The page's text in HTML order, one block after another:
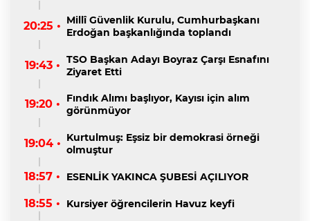
20:25 • Millî Güvenlik Kurulu, Cumhurbaşkanı
Erdoğan başkanlığında toplandı
19:43 • TSO Başkan Adayı Boyraz Çarşı Esnafını
Ziyaret Etti
19:20 •
Fındık Alımı başlıyor, Kayısı için alım
görünmüyor
19:04 • Kurtulmuş: Eşsiz bir demokrasi örneği
olmuştur
18:57 • ESENLİK YAKINCA ŞUBESİ AÇILIYOR
18:55 • Kursiyer öğrencilerin Havuz keyfi